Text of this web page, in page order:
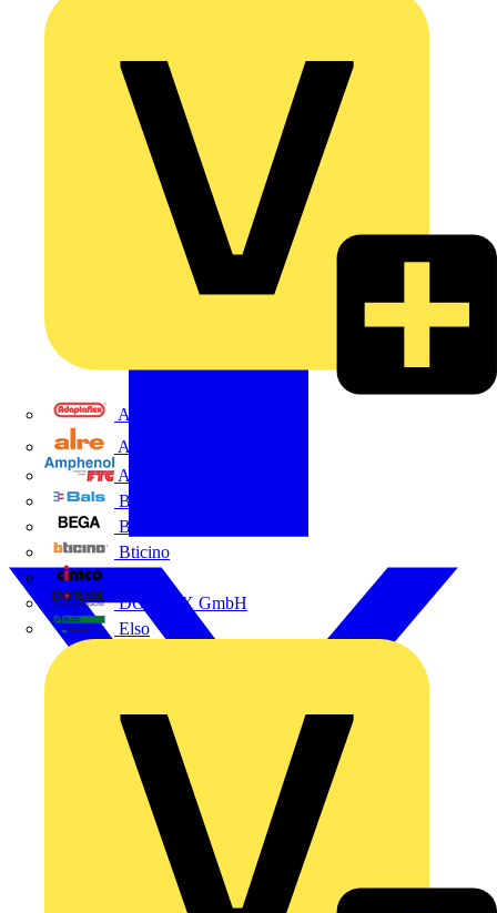
Adaptaflex
Alre
Amphenol FTG
BALS
Bega
Bticino
Cimco
DOTLUX GmbH
Elso